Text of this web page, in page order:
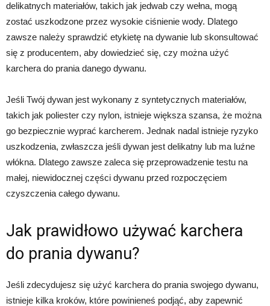
delikatnych materiałów, takich jak jedwab czy wełna, mogą
zostać uszkodzone przez wysokie ciśnienie wody. Dlatego
zawsze należy sprawdzić etykietę na dywanie lub skonsultować
się z producentem, aby dowiedzieć się, czy można użyć
karchera do prania danego dywanu.
Jeśli Twój dywan jest wykonany z syntetycznych materiałów,
takich jak poliester czy nylon, istnieje większa szansa, że można
go bezpiecznie wyprać karcherem. Jednak nadal istnieje ryzyko
uszkodzenia, zwłaszcza jeśli dywan jest delikatny lub ma luźne
włókna. Dlatego zawsze zaleca się przeprowadzenie testu na
małej, niewidocznej części dywanu przed rozpoczęciem
czyszczenia całego dywanu.
Jak prawidłowo używać karchera
do prania dywanu?
Jeśli zdecydujesz się użyć karchera do prania swojego dywanu,
istnieje kilka kroków, które powinieneś podjąć, aby zapewnić